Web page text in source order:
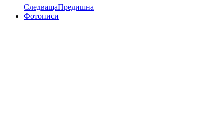
СледващаПредишна
Фотописи